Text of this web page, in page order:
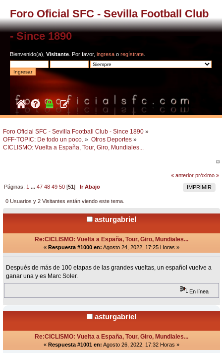
Foro Oficial SFC - Sevilla Football Club
- Since 1890
Bienvenido(a), Visitante . Por favor, ingresa o regístrate
Foro Oficial SFC - Sevilla Football Club - Since 1890 »
OFF-TOPIC: De todo un poco. » Otros Deportes »
CICLISMO: Vuelta a España, Tour, Giro, Mundiales...
« anterior próximo »
IMPRIMIR
Páginas: 1 ...47 48 49 50 [51]Ir Abajo
0 Usuarios y 2 Visitantes están viendo este tema.
asturgabriel
Re:CICLISMO: Vuelta a España, Tour, Giro, Mundiales...
« Respuesta #1000 en: Agosto 24, 2022, 17:25 Horas »
Después de más de 100 etapas de las grandes vueltas, un español vuelve a
ganar una y es Marc Soler.
En línea
asturgabriel
Re:CICLISMO: Vuelta a España, Tour, Giro, Mundiales...
« Respuesta #1001 en: Agosto 26, 2022, 17:32 Horas »